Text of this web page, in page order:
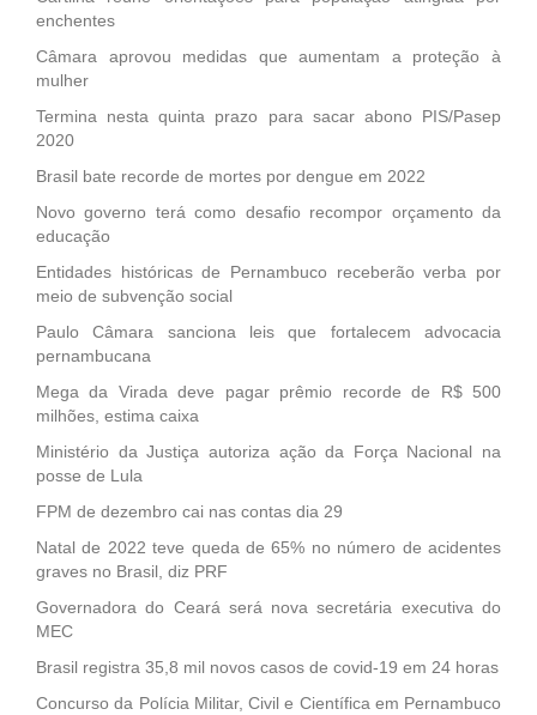
enchentes
Câmara aprovou medidas que aumentam a proteção à
mulher
Termina nesta quinta prazo para sacar abono PIS/Pasep
2020
Brasil bate recorde de mortes por dengue em 2022
Novo governo terá como desafio recompor orçamento da
educação
Entidades históricas de Pernambuco receberão verba por
meio de subvenção social
Paulo Câmara sanciona leis que fortalecem advocacia
pernambucana
Mega da Virada deve pagar prêmio recorde de R$ 500
milhões, estima caixa
Ministério da Justiça autoriza ação da Força Nacional na
posse de Lula
FPM de dezembro cai nas contas dia 29
Natal de 2022 teve queda de 65% no número de acidentes
graves no Brasil, diz PRF
Governadora do Ceará será nova secretária executiva do
MEC
Brasil registra 35,8 mil novos casos de covid-19 em 24 horas
Concurso da Polícia Militar, Civil e Científica em Pernambuco